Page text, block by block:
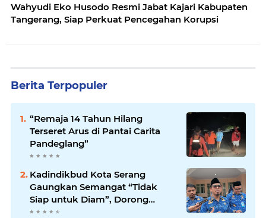
Wahyudi Eko Husodo Resmi Jabat Kajari Kabupaten
Tangerang, Siap Perkuat Pencegahan Korupsi
Berita Terpopuler
“Remaja 14 Tahun Hilang
Terseret Arus di Pantai Carita
Pandeglang”
Kadindikbud Kota Serang
Gaungkan Semangat “Tidak
Siap untuk Diam”, Dorong
Layanan Lebih Responsif